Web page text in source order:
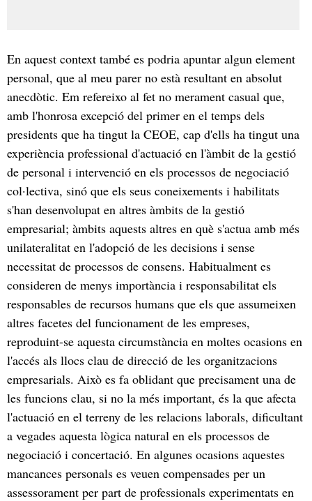
En aquest context també es podria apuntar algun element
personal, que al meu parer no està resultant en absolut
anecdòtic. Em refereixo al fet no merament casual que,
amb l'honrosa excepció del primer en el temps dels
presidents que ha tingut la CEOE, cap d'ells ha tingut una
experiència professional d'actuació en l'àmbit de la gestió
de personal i intervenció en els processos de negociació
col·lectiva, sinó que els seus coneixements i habilitats
s'han desenvolupat en altres àmbits de la gestió
empresarial; àmbits aquests altres en què s'actua amb més
unilateralitat en l'adopció de les decisions i sense
necessitat de processos de consens. Habitualment es
consideren de menys importància i responsabilitat els
responsables de recursos humans que els que assumeixen
altres facetes del funcionament de les empreses,
reproduint-se aquesta circumstància en moltes ocasions en
l'accés als llocs clau de direcció de les organitzacions
empresarials. Això es fa oblidant que precisament una de
les funcions clau, si no la més important, és la que afecta
l'actuació en el terreny de les relacions laborals, dificultant
a vegades aquesta lògica natural en els processos de
negociació i concertació. En algunes ocasions aquestes
mancances personals es veuen compensades per un
assessorament per part de professionals experimentats en